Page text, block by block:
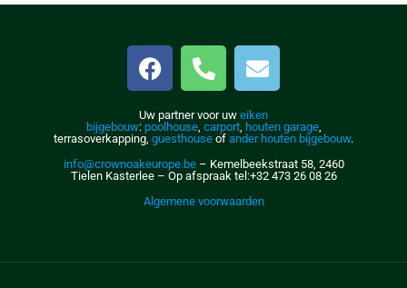
Uw partner voor uw eiken
bijgebouw: poolhouse, carport, houten garage,
terrasoverkapping, guesthouse of ander houten bijgebouw.
info@crownoakeurope.be– Kemelbeekstraat 58, 2460
Tielen Kasterlee – Op afspraak tel:+32 473 26 08 26
Algemene voorwaarden